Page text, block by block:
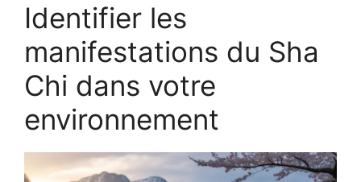
Identifier les
manifestations du Sha
Chi dans votre
environnement